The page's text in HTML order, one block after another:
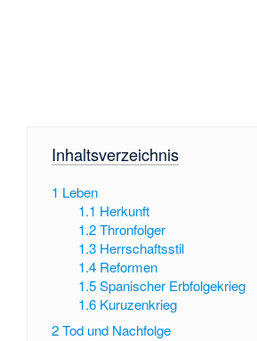
Inhaltsverzeichnis
1 Leben
1.1 Herkunft
1.2 Thronfolger
1.3 Herrschaftsstil
1.4 Reformen
1.5 Spanischer Erbfolgekrieg
1.6 Kuruzenkrieg
2Tod und Nachfolge